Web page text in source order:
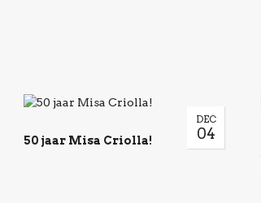
DEC
04
50 jaar Misa Criolla!